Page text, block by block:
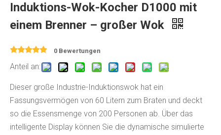
Induktions-Wok-Kocher D1000 mit
einem Brenner – großer Wok
0 Bewertungen
Anteil an:
Dieser große Industrie-Induktionswok hat ein
Fassungsvermögen von 60 Litern zum Braten und deckt
so die Essensmenge von 200 Personen ab. Über das
intelligente Display können Sie die dynamische simulierte